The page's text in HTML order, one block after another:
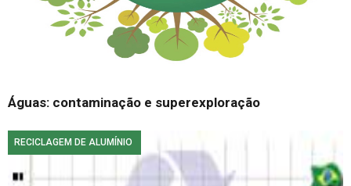
Águas: contaminação e superexploração
RECICLAGEM DE ALUMÍNIO